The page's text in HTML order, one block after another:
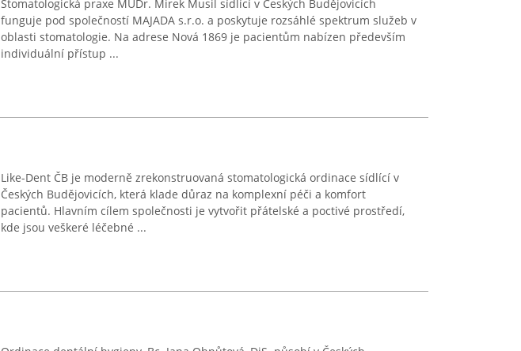
Stomatologická praxe MUDr. Mirek Musil sídlící v Českých Budějovicích
funguje pod společností MAJADA s.r.o. a poskytuje rozsáhlé spektrum služeb v
oblasti stomatologie. Na adrese Nová 1869 je pacientům nabízen především
individuální přístup ...
Like-Dent ČB je moderně zrekonstruovaná stomatologická ordinace sídlící v
Českých Budějovicích, která klade důraz na komplexní péči a komfort
pacientů. Hlavním cílem společnosti je vytvořit přátelské a poctivé prostředí,
kde jsou veškeré léčebné ...